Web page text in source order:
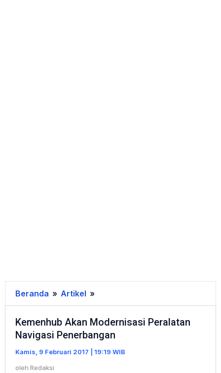
Beranda » Artikel »
Akan
Modernisasi
Peralatan
Navigasi
Kemenhub Akan Modernisasi Peralatan
Navigasi Penerbangan
Kamis, 9 Februari 2017 | 19:19 WIB
oleh Redaksi